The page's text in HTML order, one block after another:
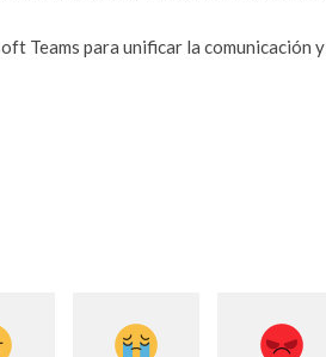
Teams para unificar la comunicación y